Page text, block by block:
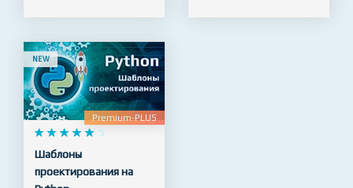
NEW
    
     5